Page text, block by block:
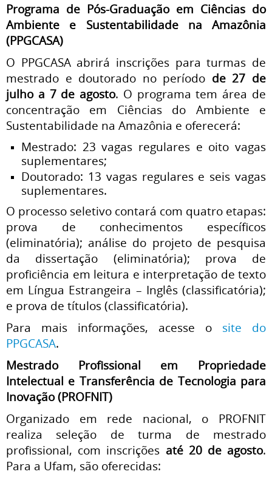
Programa de Pós-Graduação em Ciências do
Ambiente e Sustentabilidade na Amazônia
(PPGCASA)
O PPGCASA abrirá inscrições para turmas de
mestrado e doutorado no período de 27 de
julho a 7 de agosto. O programa tem área de
concentração em Ciências do Ambiente e
Sustentabilidade na Amazônia e oferecerá:
Mestrado: 23 vagas regulares e oito vagas
suplementares;
Doutorado: 13 vagas regulares e seis vagas
suplementares.
O processo seletivo contará com quatro etapas:
prova de conhecimentos específicos
(eliminatória); análise do projeto de pesquisa
da dissertação (eliminatória); prova de
proficiência em leitura e interpretação de texto
em Língua Estrangeira – Inglês (classificatória);
e prova de títulos (classificatória).
Para mais informações, acesse o site do
PPGCASA.
Mestrado Profissional em Propriedade
Intelectual e Transferência de Tecnologia para
Inovação (PROFNIT)
Organizado em rede nacional, o PROFNIT
realiza seleção de turma de mestrado
profissional, com inscrições até 20 de agosto.
Para a Ufam, são oferecidas: